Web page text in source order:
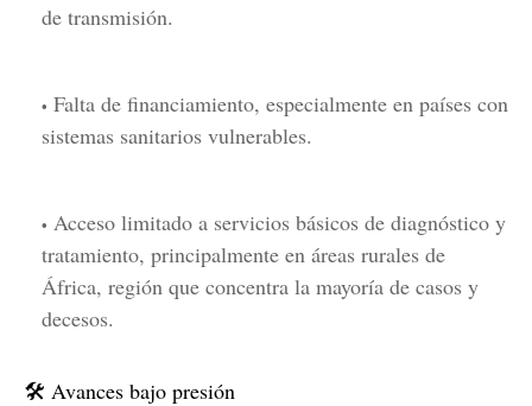
de transmisión.
Falta de financiamiento, especialmente en países con
sistemas sanitarios vulnerables.
Acceso limitado a servicios básicos de diagnóstico y
tratamiento, principalmente en áreas rurales de
África, región que concentra la mayoría de casos y
decesos.
🛠️ Avances bajo presión